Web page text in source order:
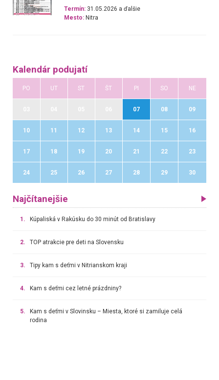
Termín: 31.05.2026 a ďalšie
Mesto: Nitra
Kalendár podujatí
PO UT ST ŠT PI SO NE
07 08 09
10 11 12 13 14 15 16
17 18 19 20 21 22 23
24 25 26 27 28 29 30
Najčítanejšie
1. Kúpaliská v Rakúsku do 30 minút od Bratislavy
2. TOP atrakcie pre deti na Slovensku
3. Tipy kam s deťmi v Nitrianskom kraji
4. Kam s deťmi cez letné prázdniny?
5.
Kam s deťmi v Slovinsku – Miesta, ktoré si zamiluje celá
rodina